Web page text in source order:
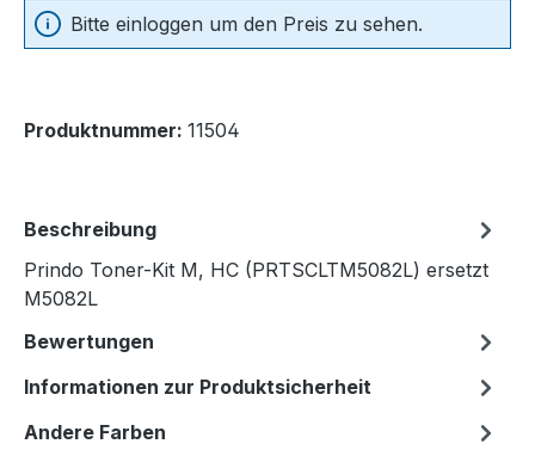
Bitte einloggen um den Preis zu sehen.
Produktnummer: 11504
Beschreibung
Prindo Toner-Kit M, HC (PRTSCLTM5082L) ersetzt
M5082L
Bewertungen
Informationen zur Produktsicherheit
Andere Farben